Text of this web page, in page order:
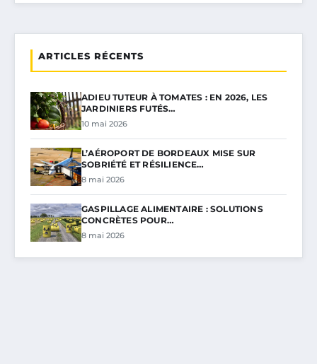
ARTICLES RÉCENTS
ADIEU TUTEUR À TOMATES : EN 2026, LES
JARDINIERS FUTÉS…
10 mai 2026
L’AÉROPORT DE BORDEAUX MISE SUR
SOBRIÉTÉ ET RÉSILIENCE…
8 mai 2026
GASPILLAGE ALIMENTAIRE : SOLUTIONS
CONCRÈTES POUR…
8 mai 2026